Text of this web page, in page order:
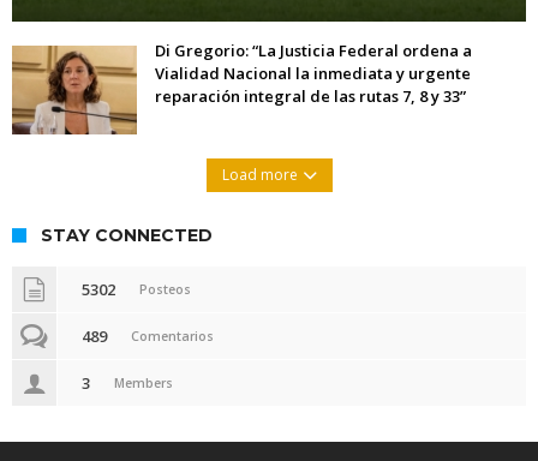
Di Gregorio: “La Justicia Federal ordena a
Vialidad Nacional la inmediata y urgente
reparación integral de las rutas 7, 8 y 33”
Load more
STAY CONNECTED
5302 Posteos
489 Comentarios
3 Members